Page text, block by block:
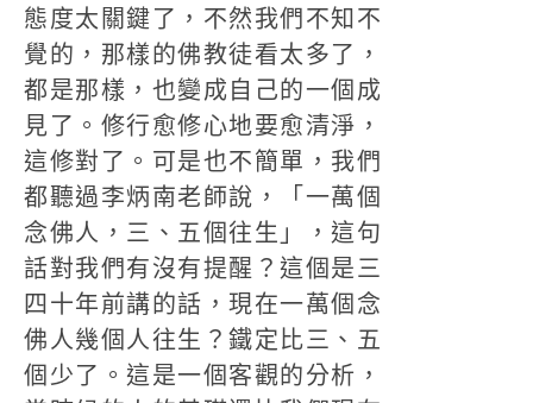
態度太關鍵了，不然我們不知不
覺的，那樣的佛教徒看太多了，
都是那樣，也變成自己的一個成
見了。修行愈修心地要愈清淨，
這修對了。可是也不簡單，我們
都聽過李炳南老師說，「一萬個
念佛人，三、五個往生」，這句
話對我們有沒有提醒？這個是三
四十年前講的話，現在一萬個念
佛人幾個人往生？鐵定比三、五
個少了。這是一個客觀的分析，